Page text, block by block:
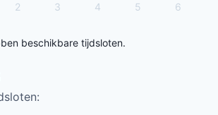
2 3 4 5 6
beschikbare tijdsloten.